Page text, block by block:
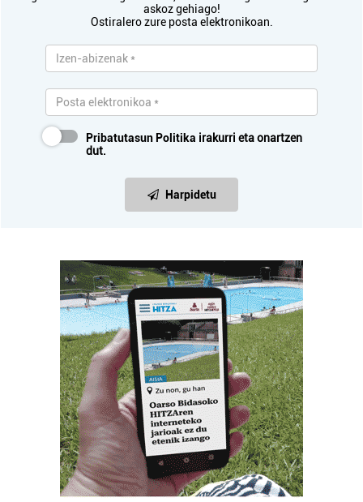
askoz gehiago!
Ostiralero zure posta elektronikoan.
Pribatutasun Politika irakurri eta onartzen
dut.
Harpidetu